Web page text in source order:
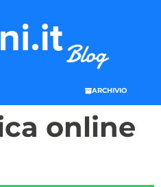
ARCHIVIO
online